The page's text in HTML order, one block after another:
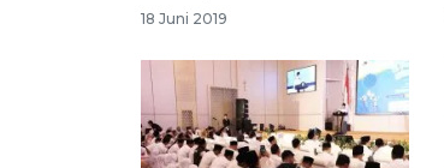
18 Juni 2019